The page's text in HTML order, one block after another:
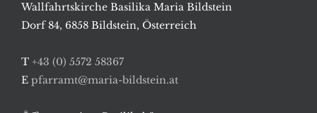
Wallfahrtskirche Basilika Maria Bildstein
Dorf 84, 6858 Bildstein, Österreich
T +43 (0) 5572 58367
E pfarramt@maria-bildstein.at